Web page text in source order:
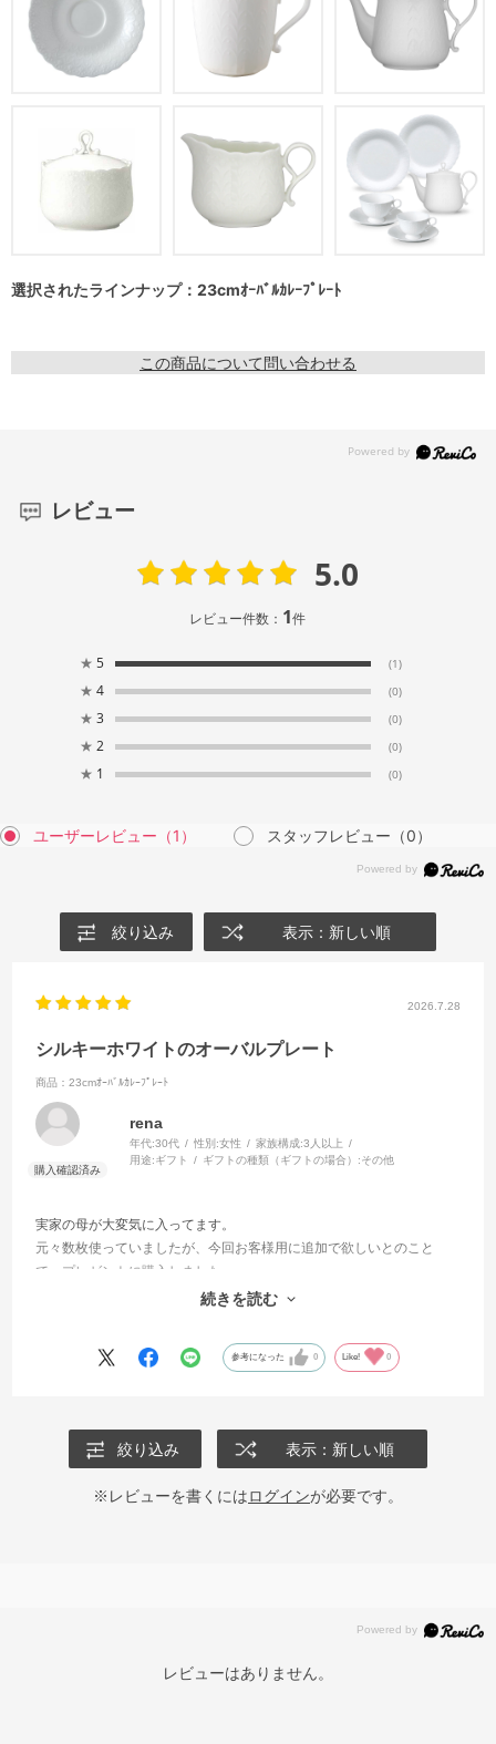
選択されたラインナップ：23cmｵｰﾊﾞﾙｶﾚｰﾌﾟﾚｰﾄ
この商品について問い合わせる
レビュー
5.0
レビュー件数： 1件
★ 5 (1)
★ 4 (0)
★ 3 (0)
★ 2 (0)
★ 1 (0)
ユーザーレビュー （1） スタッフレビュー （0）
絞り込み 表示：新しい順
2026.7.28
シルキーホワイトのオーバルプレート
商品：23cmｵｰﾊﾞﾙｶﾚｰﾌﾟﾚｰﾄ
rena
年代:30代 性別:女性 家族構成:3人以上
用途:ギフト ギフトの種類（ギフトの場合）:その他
実家の母が大変気に入ってます。
元々数枚使っていましたが、今回お客様用に追加で欲しいとのこと
で、プレゼントに購入しました。
薄さ、白さ、柄など全てが品よくちょうど良いと絶賛です。
続きを読む
参考になった 0 Like! 0
絞り込み 表示：新しい順
※レビューを書くにはログインが必要です。
レビューはありません。